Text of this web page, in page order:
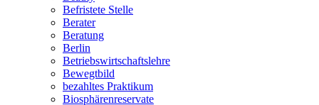
Befristete Stelle
Berater
Beratung
Berlin
Betriebswirtschaftslehre
Bewegtbild
bezahltes Praktikum
Biosphärenreservate